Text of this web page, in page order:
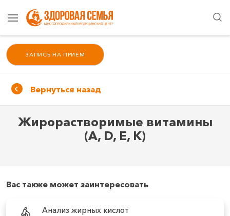
ЗАПИСЬ НА ПРИЁМ
Вернуться назад
Жирорастворимые витамины
(A, D, E, K)
Вас также может заинтересовать
Анализ жирных кислот